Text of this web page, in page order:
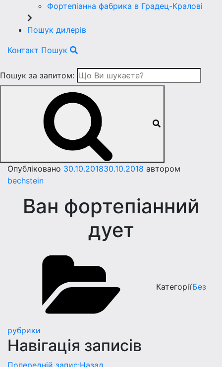
Фортепіанна фабрика в Градец-Краловi
Пошук дилерів
Контакт Пошук
Пошук за запитом:
Опубліковано 30.10.201830.10.2018 автором
bechstein
Ван фортепiанний
дует
КатегоріїБез
рубрики
Навігація записів